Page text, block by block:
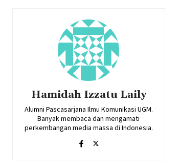
Hamidah Izzatu Laily
Alumni Pascasarjana Ilmu Komunikasi UGM.
Banyak membaca dan mengamati
perkembangan media massa di Indonesia.